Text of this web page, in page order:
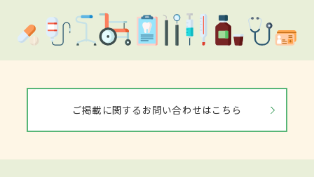
ご掲載に関するお問い合わせはこちら